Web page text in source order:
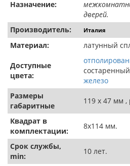
Назначение:
дверей.
Производитель:
Италия
Материал: латунный
Доступные
цвета:
железо
Размеры
габаритные
119 х 47 мм ,
Квадрат в
комплектации:
8х114 мм.
Срок службы,
min:
10 лет.